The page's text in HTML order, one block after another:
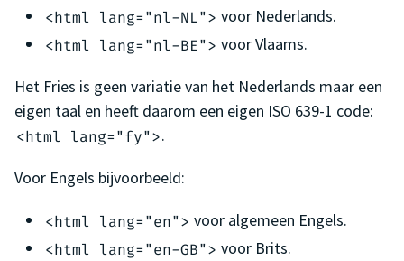
<html lang="nl-NL"> voor Nederlands.
<html lang="nl-BE"> voor Vlaams.
Het Fries is geen variatie van het Nederlands maar een
eigen taal en heeft daarom een eigen ISO 639-1 code:
<html lang="fy">.
Voor Engels bijvoorbeeld:
<html lang="en"> voor algemeen Engels.
<html lang="en-GB"> voor Brits.